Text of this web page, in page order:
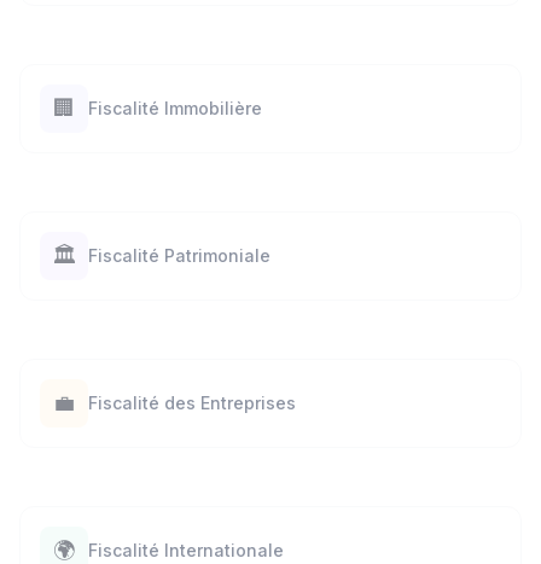
🏢 Fiscalité Immobilière
🏛️ Fiscalité Patrimoniale
💼 Fiscalité des Entreprises
🌍 Fiscalité Internationale